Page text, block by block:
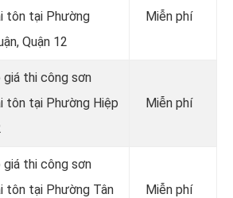
tôn tại Phường
Quận 12
Miễn phí
giá thi công sơn
tôn tại Phường Hiệp
Miễn phí
giá thi công sơn
tôn tại Phường Tân
Miễn phí